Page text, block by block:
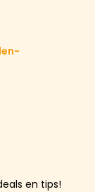
en tips!